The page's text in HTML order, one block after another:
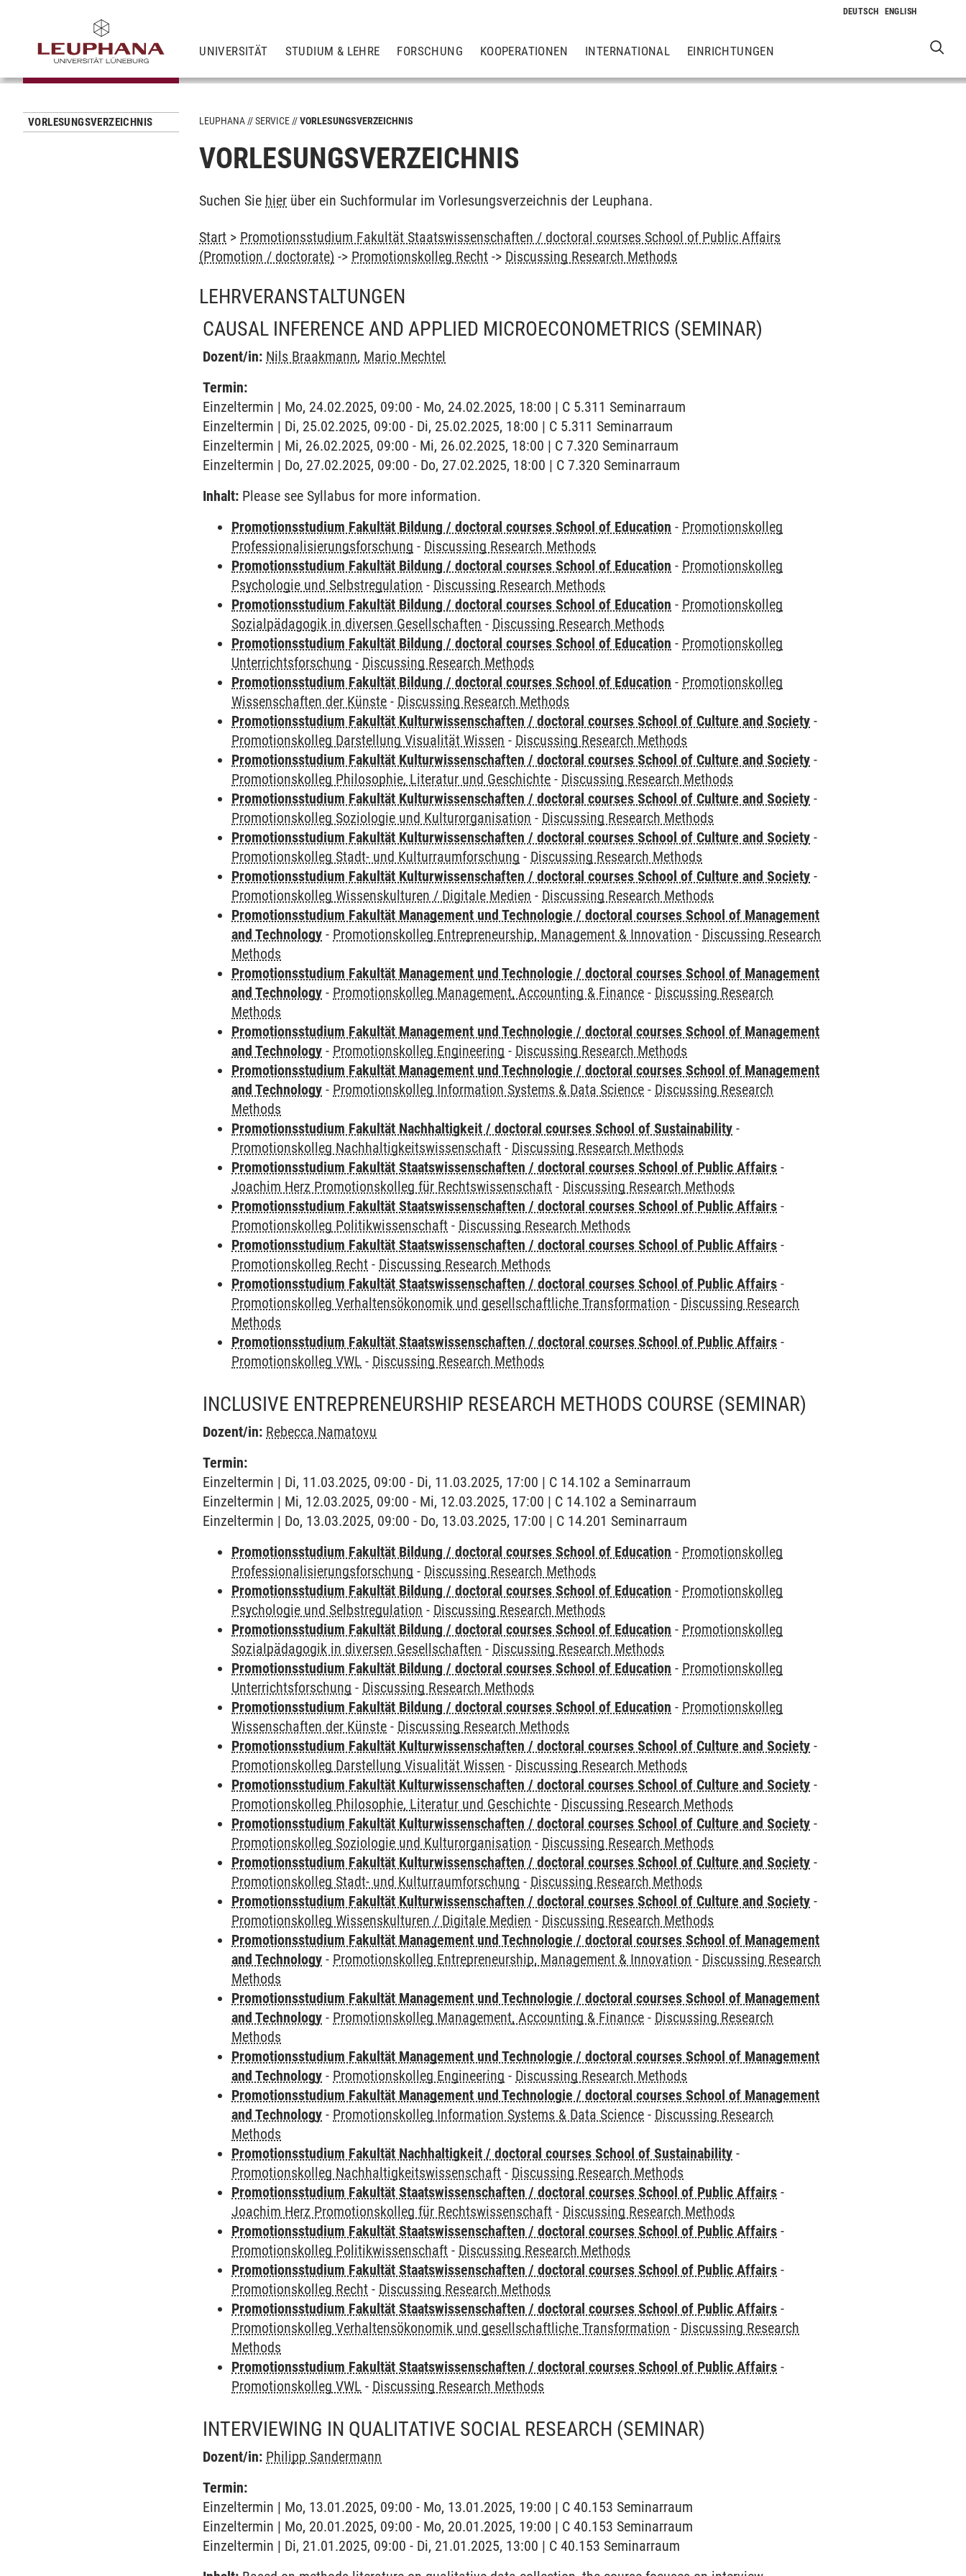
UNIVERSITÄT STUDIUM & LEHRE FORSCHUNG KOOPERATIONEN INTERNATIONAL EINRICHTUNGEN
VORLESUNGSVERZEICHNIS LEUPHANA SERVICE VORLESUNGSVERZEICHNIS
VORLESUNGSVERZEICHNIS
Suchen Sie hier über ein Suchformular im Vorlesungsverzeichnis der Leuphana.
Start > Promotionsstudium Fakultät Staatswissenschaften / doctoral courses School of Public Affairs
(Promotion / doctorate) -> Promotionskolleg Recht -> Discussing Research Methods
LEHRVERANSTALTUNGEN
CAUSAL INFERENCE AND APPLIED MICROECONOMETRICS (SEMINAR)
Dozent/in: Nils Braakmann, Mario Mechtel
Termin:
Einzeltermin | Mo, 24.02.2025, 09:00 - Mo, 24.02.2025, 18:00 | C 5.311 Seminarraum
Einzeltermin | Di, 25.02.2025, 09:00 - Di, 25.02.2025, 18:00 | C 5.311 Seminarraum
Einzeltermin | Mi, 26.02.2025, 09:00 - Mi, 26.02.2025, 18:00 | C 7.320 Seminarraum
Einzeltermin | Do, 27.02.2025, 09:00 - Do, 27.02.2025, 18:00 | C 7.320 Seminarraum
Inhalt: Please see Syllabus for more information.
Promotionsstudium Fakultät Bildung / doctoral courses School of Education - Promotionskolleg
Professionalisierungsforschung - Discussing Research Methods
Promotionsstudium Fakultät Bildung / doctoral courses School of Education - Promotionskolleg
Psychologie und Selbstregulation - Discussing Research Methods
Promotionsstudium Fakultät Bildung / doctoral courses School of Education - Promotionskolleg
Sozialpädagogik in diversen Gesellschaften - Discussing Research Methods
Promotionsstudium Fakultät Bildung / doctoral courses School of Education - Promotionskolleg
Unterrichtsforschung - Discussing Research Methods
Promotionsstudium Fakultät Bildung / doctoral courses School of Education - Promotionskolleg
Wissenschaften der Künste - Discussing Research Methods
Promotionsstudium Fakultät Kulturwissenschaften / doctoral courses School of Culture and Society -
Promotionskolleg Darstellung Visualität Wissen - Discussing Research Methods
Promotionsstudium Fakultät Kulturwissenschaften / doctoral courses School of Culture and Society -
Promotionskolleg Philosophie, Literatur und Geschichte - Discussing Research Methods
Promotionsstudium Fakultät Kulturwissenschaften / doctoral courses School of Culture and Society -
Promotionskolleg Soziologie und Kulturorganisation - Discussing Research Methods
Promotionsstudium Fakultät Kulturwissenschaften / doctoral courses School of Culture and Society -
Promotionskolleg Stadt- und Kulturraumforschung - Discussing Research Methods
Promotionsstudium Fakultät Kulturwissenschaften / doctoral courses School of Culture and Society -
Promotionskolleg Wissenskulturen / Digitale Medien - Discussing Research Methods
Promotionsstudium Fakultät Management und Technologie / doctoral courses School of Management
and Technology - Promotionskolleg Entrepreneurship, Management & Innovation - Discussing Research
Methods
Promotionsstudium Fakultät Management und Technologie / doctoral courses School of Management
and Technology - Promotionskolleg Management, Accounting & Finance - Discussing Research
Methods
Promotionsstudium Fakultät Management und Technologie / doctoral courses School of Management
and Technology - Promotionskolleg Engineering - Discussing Research Methods
Promotionsstudium Fakultät Management und Technologie / doctoral courses School of Management
and Technology - Promotionskolleg Information Systems & Data Science - Discussing Research
Methods
Promotionsstudium Fakultät Nachhaltigkeit / doctoral courses School of Sustainability -
Promotionskolleg Nachhaltigkeitswissenschaft - Discussing Research Methods
Promotionsstudium Fakultät Staatswissenschaften / doctoral courses School of Public Affairs -
Joachim Herz Promotionskolleg für Rechtswissenschaft - Discussing Research Methods
Promotionsstudium Fakultät Staatswissenschaften / doctoral courses School of Public Affairs -
Promotionskolleg Politikwissenschaft - Discussing Research Methods
Promotionsstudium Fakultät Staatswissenschaften / doctoral courses School of Public Affairs -
Promotionskolleg Recht - Discussing Research Methods
Promotionsstudium Fakultät Staatswissenschaften / doctoral courses School of Public Affairs -
Promotionskolleg Verhaltensökonomik und gesellschaftliche Transformation - Discussing Research
Methods
Promotionsstudium Fakultät Staatswissenschaften / doctoral courses School of Public Affairs -
Promotionskolleg VWL - Discussing Research Methods
INCLUSIVE ENTREPRENEURSHIP RESEARCH METHODS COURSE (SEMINAR)
Dozent/in: Rebecca Namatovu
Termin:
Einzeltermin | Di, 11.03.2025, 09:00 - Di, 11.03.2025, 17:00 | C 14.102 a Seminarraum
Einzeltermin | Mi, 12.03.2025, 09:00 - Mi, 12.03.2025, 17:00 | C 14.102 a Seminarraum
Einzeltermin | Do, 13.03.2025, 09:00 - Do, 13.03.2025, 17:00 | C 14.201 Seminarraum
Promotionsstudium Fakultät Bildung / doctoral courses School of Education - Promotionskolleg
Professionalisierungsforschung - Discussing Research Methods
Promotionsstudium Fakultät Bildung / doctoral courses School of Education - Promotionskolleg
Psychologie und Selbstregulation - Discussing Research Methods
Promotionsstudium Fakultät Bildung / doctoral courses School of Education - Promotionskolleg
Sozialpädagogik in diversen Gesellschaften - Discussing Research Methods
Promotionsstudium Fakultät Bildung / doctoral courses School of Education - Promotionskolleg
Unterrichtsforschung - Discussing Research Methods
Promotionsstudium Fakultät Bildung / doctoral courses School of Education - Promotionskolleg
Wissenschaften der Künste - Discussing Research Methods
Promotionsstudium Fakultät Kulturwissenschaften / doctoral courses School of Culture and Society -
Promotionskolleg Darstellung Visualität Wissen - Discussing Research Methods
Promotionsstudium Fakultät Kulturwissenschaften / doctoral courses School of Culture and Society -
Promotionskolleg Philosophie, Literatur und Geschichte - Discussing Research Methods
Promotionsstudium Fakultät Kulturwissenschaften / doctoral courses School of Culture and Society -
Promotionskolleg Soziologie und Kulturorganisation - Discussing Research Methods
Promotionsstudium Fakultät Kulturwissenschaften / doctoral courses School of Culture and Society -
Promotionskolleg Stadt- und Kulturraumforschung - Discussing Research Methods
Promotionsstudium Fakultät Kulturwissenschaften / doctoral courses School of Culture and Society -
Promotionskolleg Wissenskulturen / Digitale Medien - Discussing Research Methods
Promotionsstudium Fakultät Management und Technologie / doctoral courses School of Management
and Technology - Promotionskolleg Entrepreneurship, Management & Innovation - Discussing Research
Methods
Promotionsstudium Fakultät Management und Technologie / doctoral courses School of Management
and Technology - Promotionskolleg Management, Accounting & Finance - Discussing Research
Methods
Promotionsstudium Fakultät Management und Technologie / doctoral courses School of Management
and Technology - Promotionskolleg Engineering - Discussing Research Methods
Promotionsstudium Fakultät Management und Technologie / doctoral courses School of Management
and Technology - Promotionskolleg Information Systems & Data Science - Discussing Research
Methods
Promotionsstudium Fakultät Nachhaltigkeit / doctoral courses School of Sustainability -
Promotionskolleg Nachhaltigkeitswissenschaft - Discussing Research Methods
Promotionsstudium Fakultät Staatswissenschaften / doctoral courses School of Public Affairs -
Joachim Herz Promotionskolleg für Rechtswissenschaft - Discussing Research Methods
Promotionsstudium Fakultät Staatswissenschaften / doctoral courses School of Public Affairs -
Promotionskolleg Politikwissenschaft - Discussing Research Methods
Promotionsstudium Fakultät Staatswissenschaften / doctoral courses School of Public Affairs -
Promotionskolleg Recht - Discussing Research Methods
Promotionsstudium Fakultät Staatswissenschaften / doctoral courses School of Public Affairs -
Promotionskolleg Verhaltensökonomik und gesellschaftliche Transformation - Discussing Research
Methods
Promotionsstudium Fakultät Staatswissenschaften / doctoral courses School of Public Affairs -
Promotionskolleg VWL - Discussing Research Methods
INTERVIEWING IN QUALITATIVE SOCIAL RESEARCH (SEMINAR)
Dozent/in: Philipp Sandermann
Termin:
Einzeltermin | Mo, 13.01.2025, 09:00 - Mo, 13.01.2025, 19:00 | C 40.153 Seminarraum
Einzeltermin | Mo, 20.01.2025, 09:00 - Mo, 20.01.2025, 19:00 | C 40.153 Seminarraum
Einzeltermin | Di, 21.01.2025, 09:00 - Di, 21.01.2025, 13:00 | C 40.153 Seminarraum